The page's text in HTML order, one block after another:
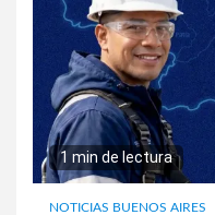
1 min de lectura
NOTICIAS BUENOS AIRES